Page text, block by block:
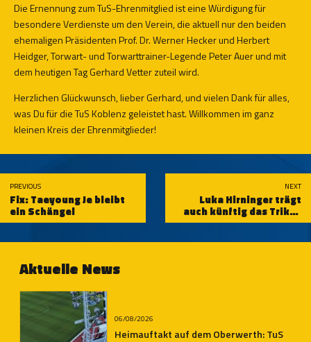
Die Ernennung zum TuS-Ehrenmitglied ist eine Würdigung für
besondere Verdienste um den Verein, die aktuell nur den beiden
ehemaligen Präsidenten Prof. Dr. Werner Hecker und Herbert
Heidger, Torwart- und Torwarttrainer-Legende Peter Auer und mit
dem heutigen Tag Gerhard Vetter zuteil wird.
Herzlichen Glückwunsch, lieber Gerhard, und vielen Dank für alles,
was Du für die TuS Koblenz geleistet hast. Willkommen im ganz
kleinen Kreis der Ehrenmitglieder!
PREVIOUS
Fix: Taeyoung Je bleibt
ein Schängel
NEXT
Luka Hirninger trägt
auch künftig das Trikot
der TuS Koblenz
Aktuelle News
06/08/2026
Heimauftakt auf dem Oberwerth: TuS